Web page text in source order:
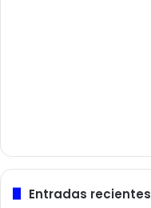
Entradas recientes